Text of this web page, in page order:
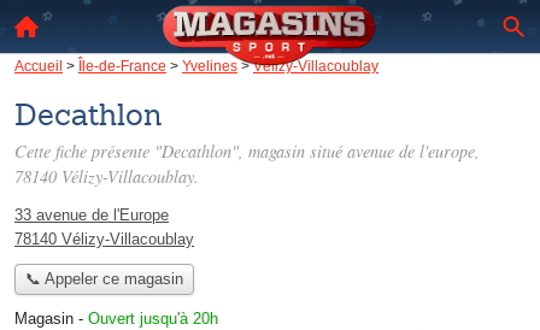
Accueil > Île-de-France > Yvelines>Vélizy-Villacoublay
Decathlon
Cette fiche présente "Decathlon", magasin situé avenue de l'europe,
78140 Vélizy-Villacoublay.
33 avenue de l'Europe
78140 Vélizy-Villacoublay
📞 Appeler ce magasin
Magasin - Ouvert jusqu'à 20h